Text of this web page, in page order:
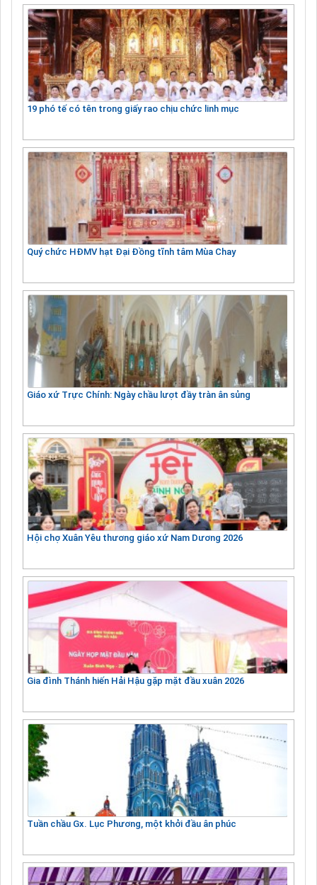
19 phó tế có tên trong giấy rao chịu chức linh mục
Quý chức HĐMV hạt Đại Đồng tĩnh tâm Mùa Chay
Giáo xứ Trực Chính: Ngày chầu lượt đầy tràn ân sủng
Hội chợ Xuân Yêu thương giáo xứ Nam Dương 2026
Gia đình Thánh hiến Hải Hậu gặp mặt đầu xuân 2026
Tuần chầu Gx. Lục Phương, một khởi đầu ân phúc